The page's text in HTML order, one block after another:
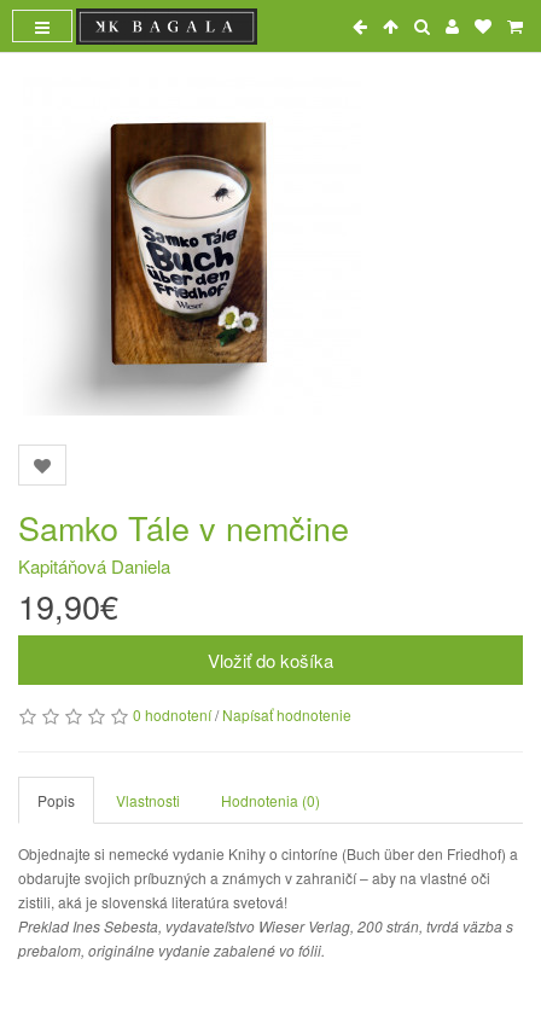
Samko Tále v nemčine
Kapitáňová Daniela
19,90€
Vložiť do košíka
0 hodnotení/Napísať hodnotenie
Popis Vlastnosti Hodnotenia (0)
Objednajte si nemecké vydanie Knihy o cintoríne (Buch über den Friedhof) a
obdarujte svojich príbuzných a známych v zahraničí – aby na vlastné oči
zistili, aká je slovenská literatúra svetová!
Preklad Ines Sebesta, vydavateľstvo Wieser Verlag, 200 strán, tvrdá väzba s
prebalom, originálne vydanie zabalené vo fólii.